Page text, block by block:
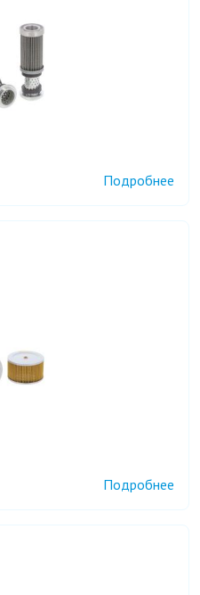
Подробнее
Подробнее